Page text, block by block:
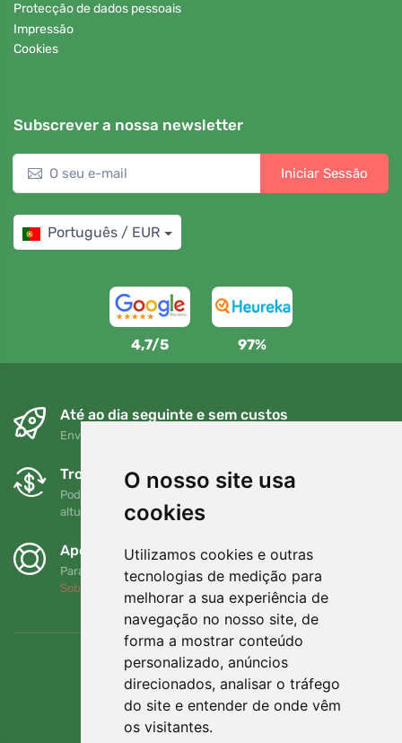
O nosso site usa
cookies
Utilizamos cookies e outras
tecnologias de medição para
melhorar a sua experiência de
navegação no nosso site, de
forma a mostrar conteúdo
personalizado, anúncios
direcionados, analisar o tráfego
do site e entender de onde vêm
os visitantes.
Protecção de dados pessoais
Impressão
Cookies
Subscrever a nossa newsletter
Iniciar Sessão
Português / EUR
4,7/5 97%
Até ao dia seguinte e sem custos
Envio gratuito para encomendas superiores a 80 EUR
Trocas e devoluções gratuitas
Pode devolver ou trocar a sua encomenda em qualquer
altura no prazo de 90 dias
Apoiamos a Trees.org
Para cada encomenda plantamos uma árvore! Leia mais
Sobre nós